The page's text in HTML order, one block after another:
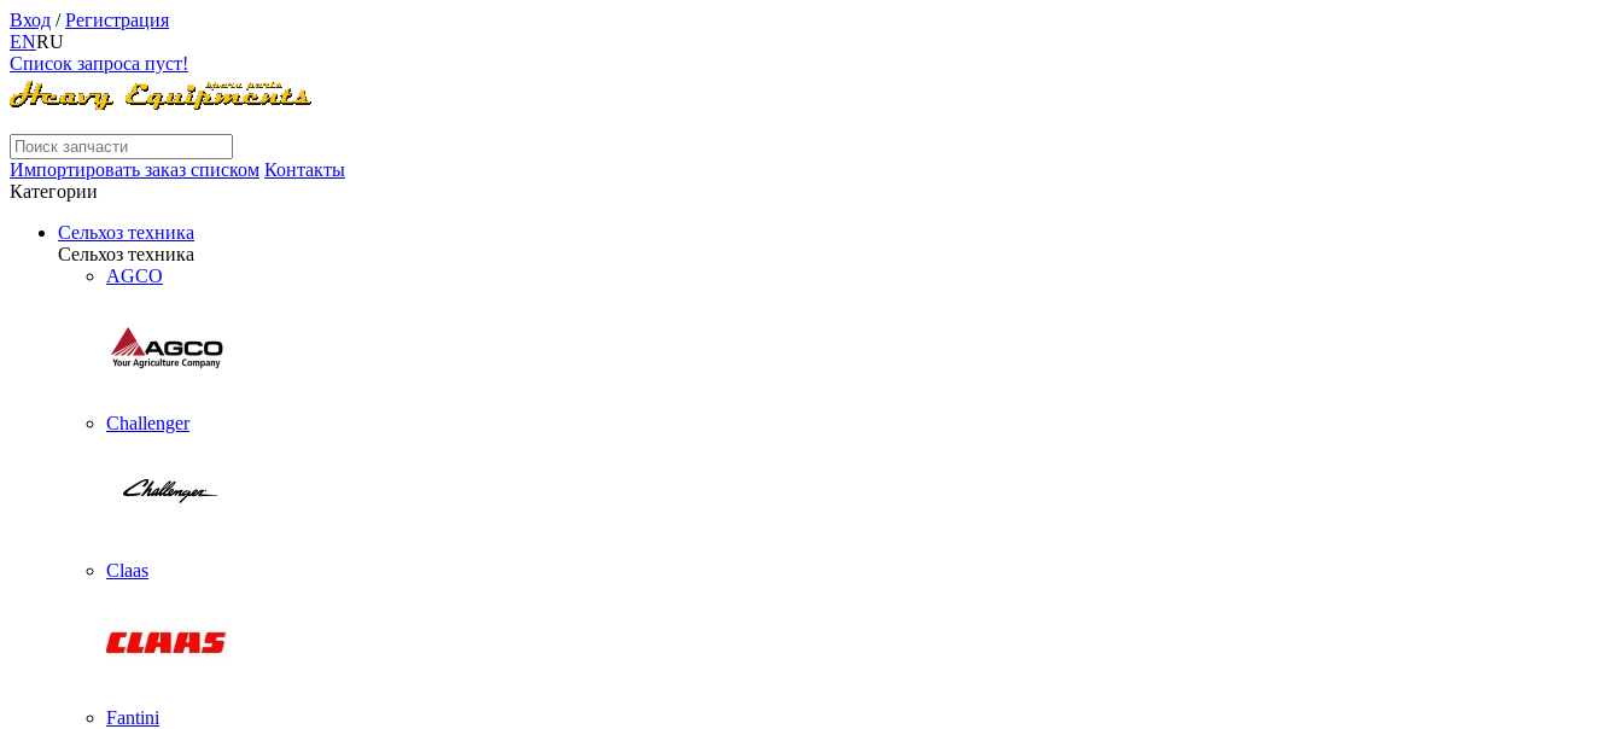
Вход /Регистрация
ENRU
Список запроса пуст!
Импортировать заказ списком Контакты
Категории
Сельхоз техника
Сельхоз техника
AGCO
Challenger
Claas
Fantini